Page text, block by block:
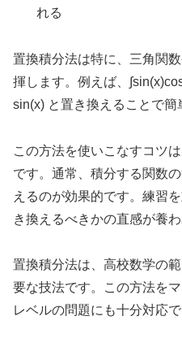
れる
置換積分法は特に、三角関
揮します。例えば、
sin(x) と置き換えることで簡
この方法を使いこなすコツ
です。通常、積分する関数
えるのが効果的です。練習
き換えるべきかの直感が養わ
置換積分法は、高校数学の
要な技法です。この方法を
レベルの問題にも十分対応